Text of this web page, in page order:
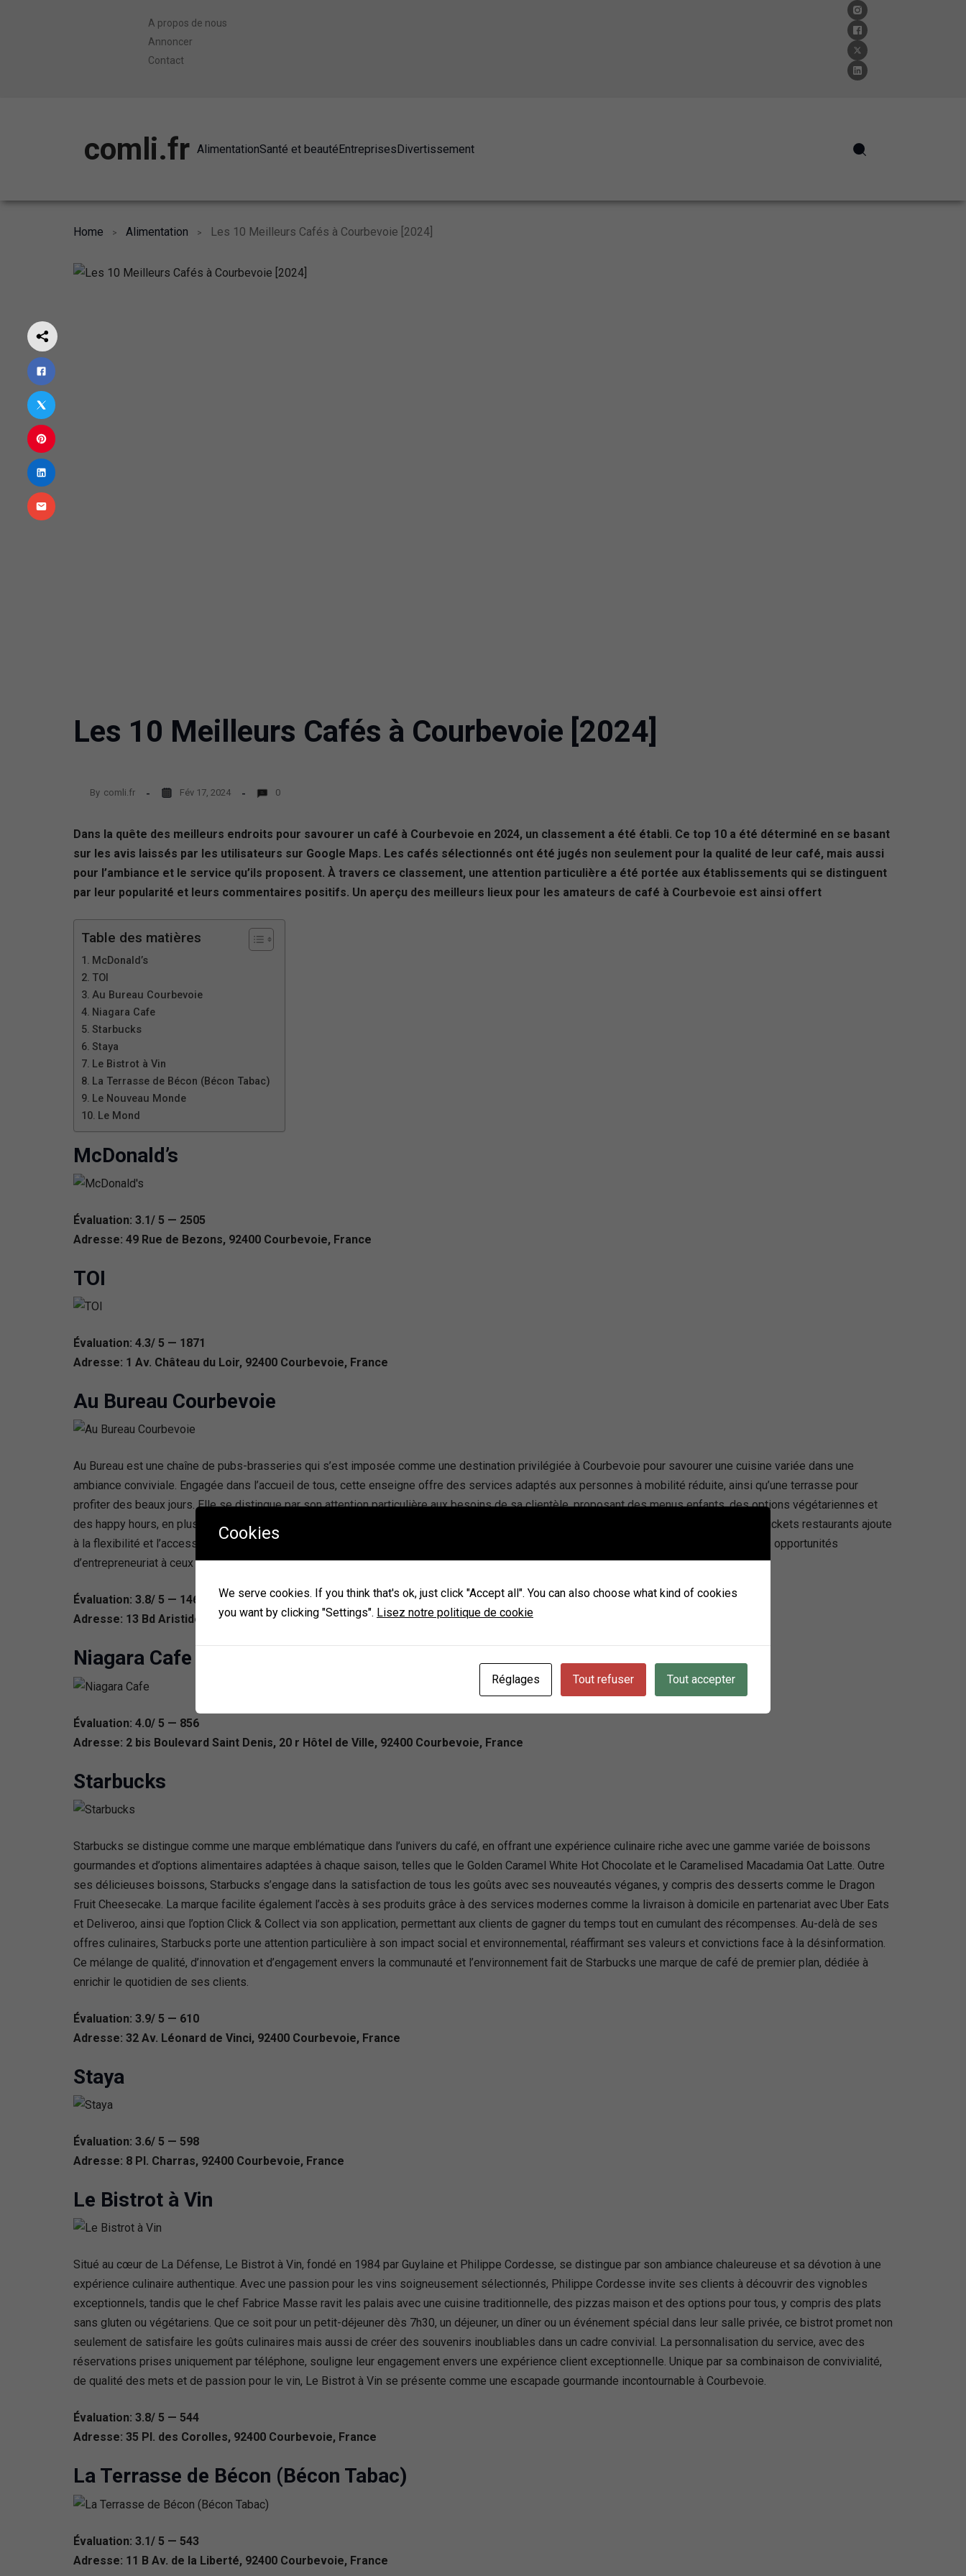
A propos de nous
Annoncer
Contact
comli.fr AlimentationSanté et beautéEntreprisesDivertissement
Home Alimentation Les 10 Meilleurs Cafés à Courbevoie [2024]
Les 10 Meilleurs Cafés à Courbevoie [2024]
By comli.fr Fév 17, 2024 0
Dans la quête des meilleurs endroits pour savourer un café à Courbevoie en 2024, un classement a été établi. Ce top 10 a été déterminé en se basant
sur les avis laissés par les utilisateurs sur Google Maps. Les cafés sélectionnés ont été jugés non seulement pour la qualité de leur café, mais aussi
pour l’ambiance et le service qu’ils proposent. À travers ce classement, une attention particulière a été portée aux établissements qui se distinguent
par leur popularité et leurs commentaires positifs. Un aperçu des meilleurs lieux pour les amateurs de café à Courbevoie est ainsi offert
Table des matières
McDonald’s
TOI
Au Bureau Courbevoie
Niagara Cafe
Starbucks
Staya
Le Bistrot à Vin
La Terrasse de Bécon (Bécon Tabac)
Le Nouveau Monde
Le Mond
McDonald’s
Évaluation: 3.1/ 5 — 2505
Adresse: 49 Rue de Bezons, 92400 Courbevoie, France
TOI
Évaluation: 4.3/ 5 — 1871
Adresse: 1 Av. Château du Loir, 92400 Courbevoie, France
Au Bureau Courbevoie
Au Bureau est une chaîne de pubs-brasseries qui s’est imposée comme une destination privilégiée à Courbevoie pour savourer une cuisine variée dans une
ambiance conviviale. Engagée dans l’accueil de tous, cette enseigne offre des services adaptés aux personnes à mobilité réduite, ainsi qu’une terrasse pour
profiter des beaux jours. Elle se distingue par son attention particulière aux besoins de sa clientèle, proposant des menus enfants, des options végétariennes et
des happy hours, en plus de retransmettre les prochains matchs sur écrans géants. La possibilité d’utiliser des chèques vacances et des tickets restaurants ajoute
à la flexibilité et l’accessibilité de l’expérience client. Au Bureau se démarque également par son engagement dans la franchise, offrant des opportunités
d’entrepreneuriat à ceux passionnés par le secteur de la restauration et désireux de rejoindre une marque reconnue.
Évaluation: 3.8/ 5 — 1465
Adresse: 13 Bd Aristide Briand, 92400 Courbevoie, France
Niagara Cafe
Évaluation: 4.0/ 5 — 856
Adresse: 2 bis Boulevard Saint Denis, 20 r Hôtel de Ville, 92400 Courbevoie, France
Starbucks
Starbucks se distingue comme une marque emblématique dans l’univers du café, en offrant une expérience culinaire riche avec une gamme variée de boissons
gourmandes et d’options alimentaires adaptées à chaque saison, telles que le Golden Caramel White Hot Chocolate et le Caramelised Macadamia Oat Latte. Outre
ses délicieuses boissons, Starbucks s’engage dans la satisfaction de tous les goûts avec ses nouveautés véganes, y compris des desserts comme le Dragon
Fruit Cheesecake. La marque facilite également l’accès à ses produits grâce à des services modernes comme la livraison à domicile en partenariat avec Uber Eats
et Deliveroo, ainsi que l’option Click & Collect via son application, permettant aux clients de gagner du temps tout en cumulant des récompenses. Au-delà de ses
offres culinaires, Starbucks porte une attention particulière à son impact social et environnemental, réaffirmant ses valeurs et convictions face à la désinformation.
Ce mélange de qualité, d’innovation et d’engagement envers la communauté et l’environnement fait de Starbucks une marque de café de premier plan, dédiée à
enrichir le quotidien de ses clients.
Évaluation: 3.9/ 5 — 610
Adresse: 32 Av. Léonard de Vinci, 92400 Courbevoie, France
Staya
Évaluation: 3.6/ 5 — 598
Adresse: 8 Pl. Charras, 92400 Courbevoie, France
Le Bistrot à Vin
Situé au cœur de La Défense, Le Bistrot à Vin, fondé en 1984 par Guylaine et Philippe Cordesse, se distingue par son ambiance chaleureuse et sa dévotion à une
expérience culinaire authentique. Avec une passion pour les vins soigneusement sélectionnés, Philippe Cordesse invite ses clients à découvrir des vignobles
exceptionnels, tandis que le chef Fabrice Masse ravit les palais avec une cuisine traditionnelle, des pizzas maison et des options pour tous, y compris des plats
sans gluten ou végétariens. Que ce soit pour un petit-déjeuner dès 7h30, un déjeuner, un dîner ou un événement spécial dans leur salle privée, ce bistrot promet non
seulement de satisfaire les goûts culinaires mais aussi de créer des souvenirs inoubliables dans un cadre convivial. La personnalisation du service, avec des
réservations prises uniquement par téléphone, souligne leur engagement envers une expérience client exceptionnelle. Unique par sa combinaison de convivialité,
de qualité des mets et de passion pour le vin, Le Bistrot à Vin se présente comme une escapade gourmande incontournable à Courbevoie.
Évaluation: 3.8/ 5 — 544
Adresse: 35 Pl. des Corolles, 92400 Courbevoie, France
La Terrasse de Bécon (Bécon Tabac)
Évaluation: 3.1/ 5 — 543
Adresse: 11 B Av. de la Liberté, 92400 Courbevoie, France
Cookies
We serve cookies. If you think that's ok, just click "Accept all". You can also choose what kind of cookies
you want by clicking "Settings". Lisez notre politique de cookie
Réglages Tout refuser Tout accepter